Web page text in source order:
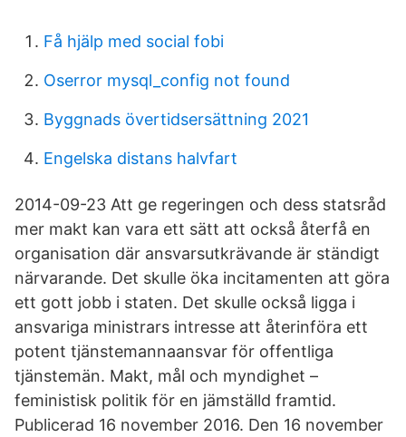
Få hjälp med social fobi
Oserror mysql_config not found
Byggnads övertidsersättning 2021
Engelska distans halvfart
2014-09-23 Att ge regeringen och dess statsråd
mer makt kan vara ett sätt att också återfå en
organisation där ansvarsutkrävande är ständigt
närvarande. Det skulle öka incitamenten att göra
ett gott jobb i staten. Det skulle också ligga i
ansvariga ministrars intresse att återinföra ett
potent tjänstemannaansvar för offentliga
tjänstemän. Makt, mål och myndighet –
feministisk politik för en jämställd framtid.
Publicerad 16 november 2016. Den 16 november